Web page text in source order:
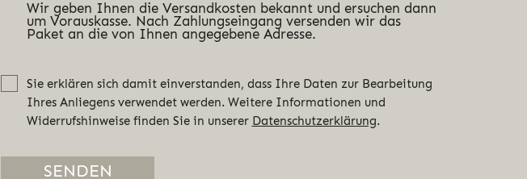
Wir geben Ihnen die Versandkosten bekannt und ersuchen dann
um Vorauskasse. Nach Zahlungseingang versenden wir das
Paket an die von Ihnen angegebene Adresse.
Sie erklären sich damit einverstanden, dass Ihre Daten zur Bearbeitung
Ihres Anliegens verwendet werden. Weitere Informationen und
Widerrufshinweise finden Sie in unserer Datenschutzerklärung.